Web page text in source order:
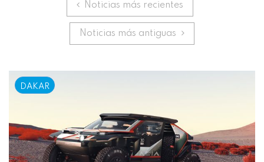
Noticias más recientes
Noticias más antiguas Siguiente
DAKAR